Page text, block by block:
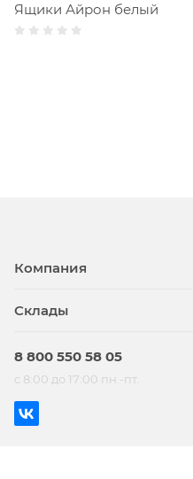
Ящики Айрон белый
Компания
Склады
8 800 550 58 05
с 8:00 до 17:00 пн.-пт.